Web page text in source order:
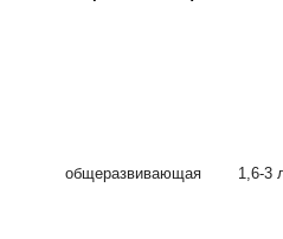
общеразвивающая 1,6-3